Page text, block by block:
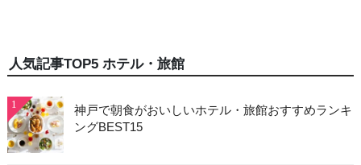
人気記事TOP5 ホテル・旅館
1
神戸で朝食がおいしいホテル・旅館おすすめランキ
ングBEST15